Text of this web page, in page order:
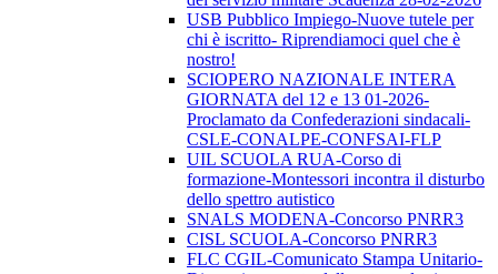
USB Pubblico Impiego-Nuove tutele per
chi è iscritto- Riprendiamoci quel che è
nostro!
SCIOPERO NAZIONALE INTERA
GIORNATA del 12 e 13 01-2026-
Proclamato da Confederazioni sindacali-
CSLE-CONALPE-CONFSAI-FLP
UIL SCUOLA RUA-Corso di
formazione-Montessori incontra il disturbo
dello spettro autistico
SNALS MODENA-Concorso PNRR3
CISL SCUOLA-Concorso PNRR3
FLC CGIL-Comunicato Stampa Unitario-